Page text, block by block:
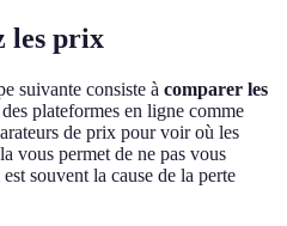
les prix
suivante consiste à comparer les
plateformes en ligne comme
de prix pour voir où les
vous permet de ne pas vous
souvent la cause de la perte